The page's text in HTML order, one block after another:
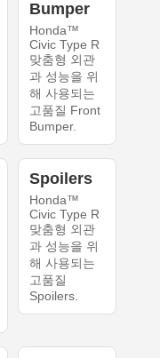
Bumper
Honda™
Civic Type R
맞춤형 외관
과 성능을 위
해 사용되는
고품질 Front
Bumper.
Spoilers
Honda™
Civic Type R
맞춤형 외관
과 성능을 위
해 사용되는
고품질
Spoilers.